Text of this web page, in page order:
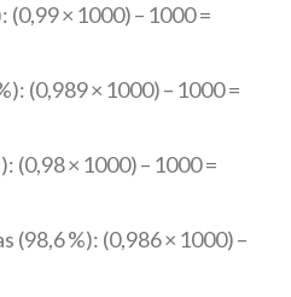
(0,99 × 1000) – 1000 =
(0,989 × 1000) – 1000 =
(0,98 × 1000) – 1000 =
(98,6 %): (0,986 × 1000) –